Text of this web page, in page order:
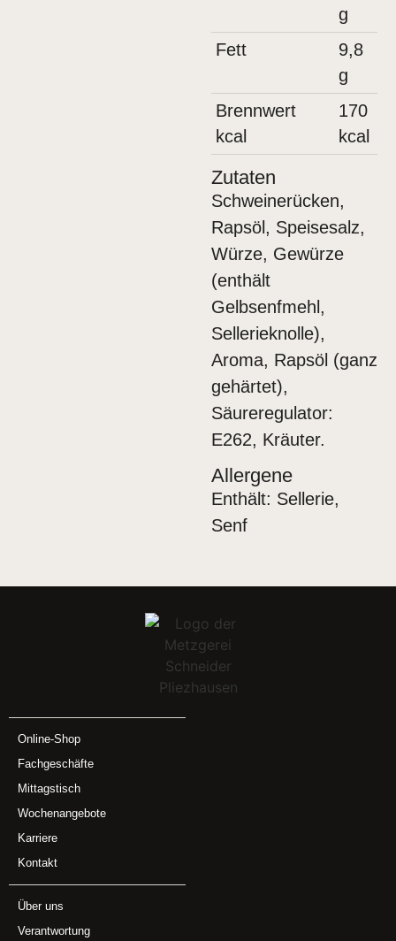
g
Fett
9,8
g
Brennwert
kcal
170
kcal
Zutaten
Schweinerücken,
Rapsöl, Speisesalz,
Würze, Gewürze
(enthält
Gelbsenfmehl,
Sellerieknolle),
Aroma, Rapsöl (ganz
gehärtet),
Säureregulator:
E262, Kräuter.
Allergene
Enthält: Sellerie,
Senf
Online-Shop
Fachgeschäfte
Mittagstisch
Wochenangebote
Karriere
Kontakt
Über uns
Verantwortung